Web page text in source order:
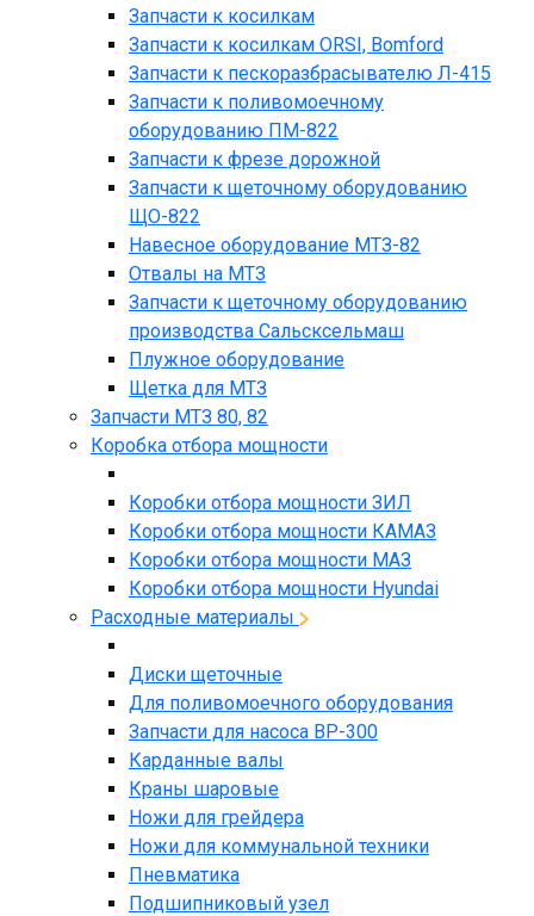
Запчасти к косилкам
Запчасти к косилкам ORSI, Bomford
Запчасти к пескоразбрасывателю Л-415
Запчасти к поливомоечному
оборудованию ПМ-822
Запчасти к фрезе дорожной
Запчасти к щеточному оборудованию
ЩО-822
Навесное оборудование МТЗ-82
Отвалы на МТЗ
Запчасти к щеточному оборудованию
производства Сальсксельмаш
Плужное оборудование
Щетка для МТЗ
Запчасти МТЗ 80, 82
Коробка отбора мощности
Коробки отбора мощности ЗИЛ
Коробки отбора мощности КАМАЗ
Коробки отбора мощности МАЗ
Коробки отбора мощности Hyundai
Расходные материалы
Диски щеточные
Для поливомоечного оборудования
Запчасти для насоса BP-300
Карданные валы
Краны шаровые
Ножи для грейдера
Ножи для коммунальной техники
Пневматика
Подшипниковый узел